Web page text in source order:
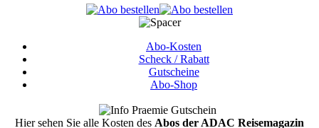
Abo-Kosten
Scheck / Rabatt
Gutscheine
Abo-Shop
Hier sehen Sie alle Kosten des Abos der ADAC Reisemagazin